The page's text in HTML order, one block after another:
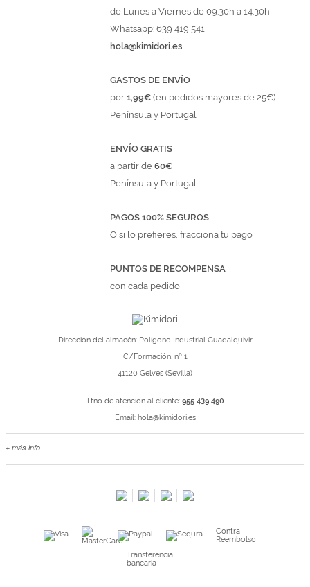
de Lunes a Viernes de 09:30h a 14:30h
Whatsapp: 639 419 541
hola@kimidori.es
GASTOS DE ENVÍO
por1,99€(en pedidos mayores de 25€)
Península y Portugal
ENVÍO GRATIS
a partir de60€
Península y Portugal
PAGOS 100% SEGUROS
O si lo prefieres, fracciona tu pago
PUNTOS DE RECOMPENSA
con cada pedido
Dirección del almacén: Polígono Industrial Guadalquivir
C/Formación, nº 1
41120 Gelves (Sevilla)
Tfno de atención al cliente: 955 439 490
Email: hola@kimidori.es
+ más info
Kimidori PRINT, nuestro servicio de impresión de fotos
Contra
Reembolso
Transferencia
bancaria